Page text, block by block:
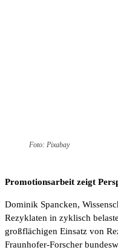
Foto: Pixabay
Promotionsarbeit zeigt
Dominik Spancken,
Rezyklaten in zyklisch
großflächigen Einsatz von
Fraunhofer-Forscher